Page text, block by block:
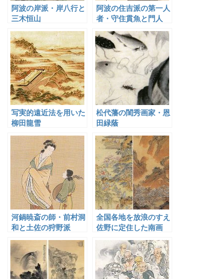
阿波の岸派・岸八行と
三木恒山
阿波の住吉派の第一人
者・守住貫魚と門人
写実的遠近法を用いた
柳田龍雪
松代藩の閨秀画家・恩
田緑蔭
河鍋暁斎の師・前村洞
和と土佐の狩野派
全国各地を放浪のすえ
佐野に定住した南画
家・王欽古